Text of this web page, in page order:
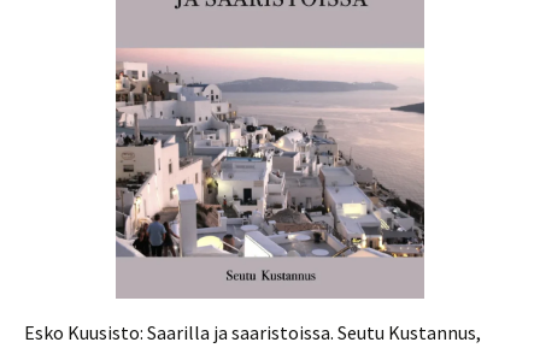
Esko Kuusisto: Saarilla ja saaristoissa. Seutu Kustannus,